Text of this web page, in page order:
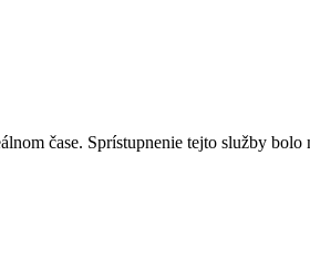
čase. Sprístupnenie tejto služby bolo